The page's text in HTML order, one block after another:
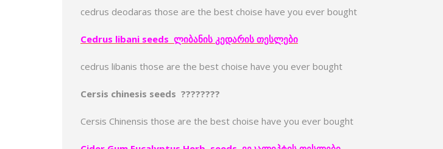
cedrus deodaras those are the best choise have you ever bought
Cedrus libani seeds ლიბანის კედარის თესლები
cedrus libanis those are the best choise have you ever bought
Cersis chinesis seeds ????????
Cersis Chinensis those are the best choise have you ever bought